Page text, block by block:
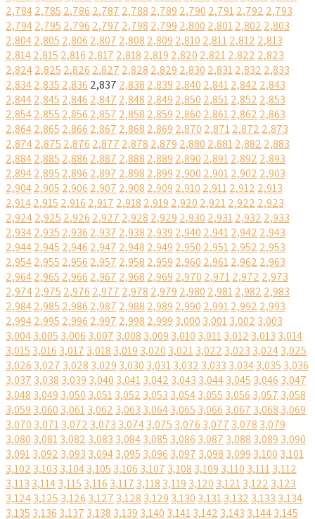
2,7842,785 2,786 2,787 2,788 2,789 2,790 2,7912,792 2,793
2,7942,795 2,796 2,797 2,798 2,799 2,800 2,8012,802 2,803
2,8042,805 2,806 2,807 2,808 2,809 2,810 2,8112,812 2,813
2,8142,815 2,816 2,817 2,818 2,819 2,820 2,8212,822 2,823
2,8242,825 2,826 2,827 2,828 2,829 2,830 2,8312,832 2,833
2,8342,835 2,836 2,837 2,838 2,839 2,840 2,8412,842 2,843
2,8442,845 2,846 2,847 2,848 2,849 2,850 2,8512,852 2,853
2,8542,855 2,856 2,857 2,858 2,859 2,860 2,8612,862 2,863
2,8642,865 2,866 2,867 2,868 2,869 2,870 2,8712,872 2,873
2,8742,875 2,876 2,877 2,878 2,879 2,880 2,8812,882 2,883
2,8842,885 2,886 2,887 2,888 2,889 2,890 2,8912,892 2,893
2,8942,895 2,896 2,897 2,898 2,899 2,900 2,9012,902 2,903
2,9042,905 2,906 2,907 2,908 2,909 2,910 2,9112,912 2,913
2,9142,915 2,916 2,917 2,918 2,919 2,920 2,9212,922 2,923
2,9242,925 2,926 2,927 2,928 2,929 2,930 2,9312,932 2,933
2,9342,935 2,936 2,937 2,938 2,939 2,940 2,9412,942 2,943
2,9442,945 2,946 2,947 2,948 2,949 2,950 2,9512,952 2,953
2,9542,955 2,956 2,957 2,958 2,959 2,960 2,9612,962 2,963
2,9642,965 2,966 2,967 2,968 2,969 2,970 2,9712,972 2,973
2,9742,975 2,976 2,977 2,978 2,979 2,980 2,9812,982 2,983
2,9842,985 2,986 2,987 2,988 2,989 2,990 2,9912,992 2,993
2,9942,995 2,996 2,997 2,998 2,999 3,000 3,0013,002 3,003
3,0043,005 3,006 3,007 3,008 3,009 3,010 3,0113,012 3,013 3,014
3,015 3,016 3,017 3,018 3,019 3,020 3,0213,022 3,023 3,0243,025
3,026 3,027 3,028 3,029 3,030 3,0313,032 3,033 3,0343,035 3,036
3,037 3,038 3,039 3,040 3,0413,042 3,043 3,0443,045 3,046 3,047
3,048 3,049 3,050 3,0513,052 3,053 3,0543,055 3,056 3,057 3,058
3,059 3,060 3,0613,062 3,063 3,0643,065 3,066 3,067 3,068 3,069
3,070 3,0713,072 3,073 3,0743,075 3,076 3,077 3,078 3,079
3,080 3,0813,082 3,083 3,0843,085 3,086 3,087 3,088 3,089 3,090
3,0913,092 3,093 3,0943,095 3,096 3,097 3,098 3,099 3,100 3,101
3,102 3,103 3,1043,105 3,106 3,107 3,108 3,109 3,110 3,1113,112
3,113 3,1143,115 3,116 3,117 3,118 3,119 3,120 3,1213,122 3,123
3,1243,125 3,126 3,127 3,128 3,129 3,130 3,1313,132 3,133 3,134
3,135 3,136 3,137 3,138 3,139 3,140 3,1413,142 3,143 3,1443,145